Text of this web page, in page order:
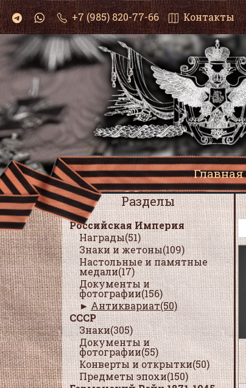
+7 (985) 820-77-66 Контакты
Главная
Разделы
Российская Империя
Награды(51)
Знаки и жетоны(109)
Настольные и памятные
медали(17)
Документы и
фотографии(156)
Антиквариат(50)
СССР
Знаки(305)
Документы и
фотографии(55)
Конверты и открытки(50)
Предметы эпохи(150)